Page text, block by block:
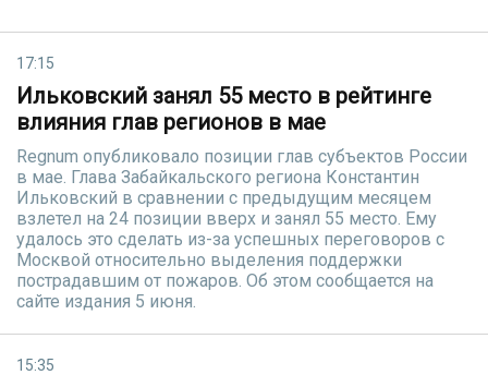
17:15
Ильковский занял 55 место в рейтинге
влияния глав регионов в мае
Regnum опубликовало позиции глав субъектов России
в мае. Глава Забайкальского региона Константин
Ильковский в сравнении с предыдущим месяцем
взлетел на 24 позиции вверх и занял 55 место. Ему
удалось это сделать из-за успешных переговоров с
Москвой относительно выделения поддержки
пострадавшим от пожаров. Об этом сообщается на
сайте издания 5 июня.
15:35